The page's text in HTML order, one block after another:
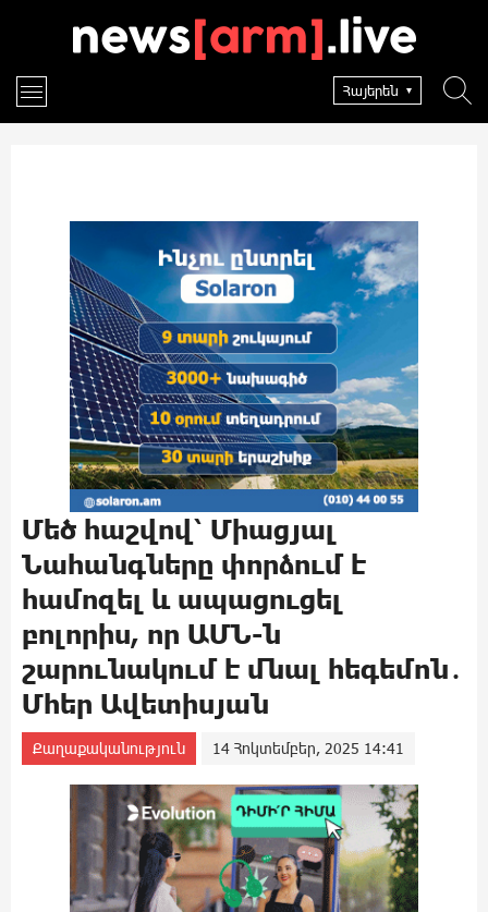
Հայերեն
Մեծ հաշվով՝ Միացյալ
Նահանգները փորձում է
համոզել և ապացուցել
բոլորիս, որ ԱՄՆ-ն
շարունակում է մնալ հեգեմոն․
Մհեր Ավետիսյան
Քաղաքականություն 14 Հոկտեմբեր, 2025 14:41